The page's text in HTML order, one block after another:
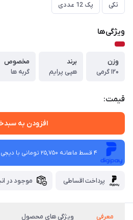
تکی پک 12 عددی
ویژگی‌ها
وزن
۱۲۰ گرمی
برند
هپی پرایم
مخصوص
گربه ها
قیمت:
افزودن به
4 قسط ماهانه 25,750 تومانی با دیجی ‌پی!
پرداخت اقساطی موجود در
معرفی ویژگی های محصول